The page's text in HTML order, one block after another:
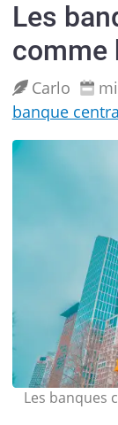
Les
comme
Carlo
banque
Les banques